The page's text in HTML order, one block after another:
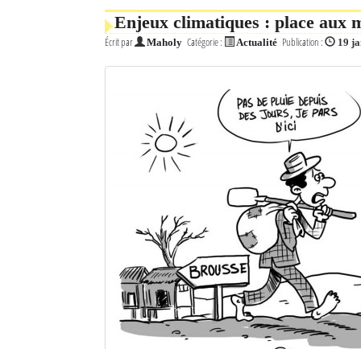
Enjeux climatiques : place aux
Écrit par Maholy Catégorie : Actualité Publication : 19